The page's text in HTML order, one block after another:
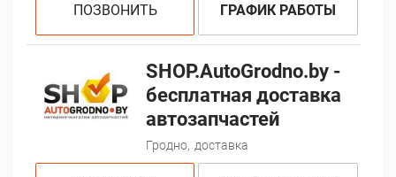
ПОЗВОНИТЬ ГРАФИК РАБОТЫ
SHOP.AutoGrodno.by -
бесплатная доставка
автозапчастей
Гродно, доставка